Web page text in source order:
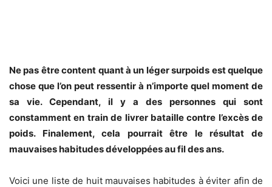
Ne pas être content quant à un léger surpoids est quelque
chose que l’on peut ressentir à n’importe quel moment de
sa vie. Cependant, il y a des personnes qui sont
constamment en train de livrer bataille contre l’excès de
poids. Finalement, cela pourrait être le résultat de
mauvaises habitudes développées au fil des ans.
Voici une liste de huit mauvaises habitudes à éviter afin de